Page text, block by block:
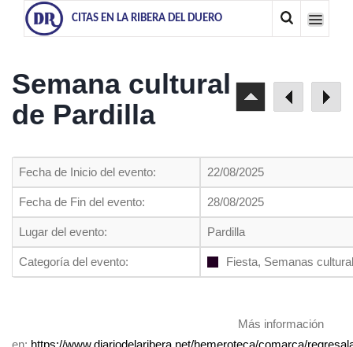
CITAS EN LA RIBERA DEL DUERO
Semana cultural
de Pardilla
Fecha de Inicio del evento: 22/08/2025
Fecha de Fin del evento: 28/08/2025
Lugar del evento: Pardilla
Categoría del evento: Fiesta, Semanas
Más información
en: https://www.diariodelaribera.net/hemeroteca/comarca/